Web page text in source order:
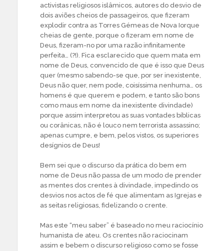
activistas religiosos islâmicos, autores do desvio de
dois aviões cheios de passageiros, que fizeram
explodir contra as Torres Gémeas de Nova Iorque
cheias de gente, porque o fizeram em nome de
Deus, fizeram-no por uma razão infinitamente
perfeita… (?!). Fica esclarecido que quem mata em
nome de Deus, convencido de que é isso que Deus
quer (mesmo sabendo-se que, por ser inexistente,
Deus não quer, nem pode, coisíssima nenhuma… os
homens é que querem e podem, e tanto são bons
como maus em nome da inexistente divindade)
porque assim interpretou as suas vontades bíblicas
ou corânicas, não é louco nem terrorista assassino;
apenas cumpre, e bem, pelos vistos, os superiores
desígnios de Deus!
Bem sei que o discurso da prática do bem em
nome de Deus não passa de um modo de prender
as mentes dos crentes à divindade, impedindo os
desvios nos actos de fé que alimentam as Igrejas e
as seitas religiosas, fidelizando o crente.
Mas este “meu saber” é baseado no meu raciocínio
humanista de ateu. Os crentes não raciocinam
assim e bebem o discurso religioso como se fosse